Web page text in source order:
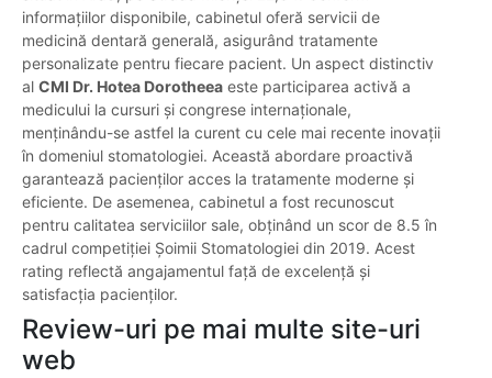
informațiilor disponibile, cabinetul oferă servicii de
medicină dentară generală, asigurând tratamente
personalizate pentru fiecare pacient. Un aspect distinctiv
al CMI Dr. Hotea Dorotheea este participarea activă a
medicului la cursuri și congrese internaționale,
menținându-se astfel la curent cu cele mai recente inovații
în domeniul stomatologiei. Această abordare proactivă
garantează pacienților acces la tratamente moderne și
eficiente. De asemenea, cabinetul a fost recunoscut
pentru calitatea serviciilor sale, obținând un scor de 8.5 în
cadrul competiției Șoimii Stomatologiei din 2019. Acest
rating reflectă angajamentul față de excelență și
satisfacția pacienților.
Review-uri pe mai multe site-uri
web